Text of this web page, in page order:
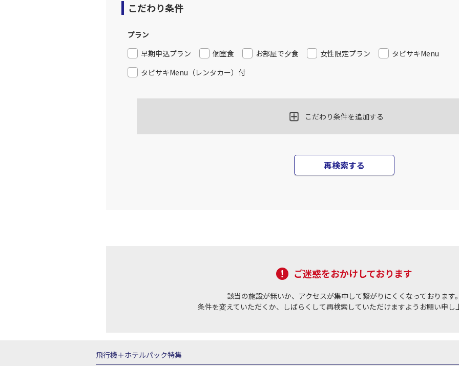
こだわり条件
プラン
早期申込プラン
個室食 お部屋で夕食 女性限定プラン
タビサキMenu
タビサキMenu（レンタカー）付
こだわり条件を追加する
再検索する
ご迷惑をおかけしております
該当の施設が無いか、アクセスが集中して繋がりにくくなっております
条件を変えていただくか、しばらくして再検索していただけますようお願い申し
飛行機＋ホテルパック特集